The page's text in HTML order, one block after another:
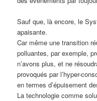
Sauf que, là encore, le
apaisante.
Car même une transition
polluantes, par exemple,
n’avons plus, et ne
provoqués par l’hyper-
en termes d’épuisement
La technologie comme